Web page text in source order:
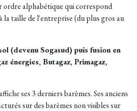
ordre alphabétique qui correspond
taille de l'entreprise (du plus gros au
(devenu Sogasud) puis fusion en
énergies, Butagaz, Primagaz,
ses 3 derniers barèmes. Ses anciens
sur des barèmes non visibles sur